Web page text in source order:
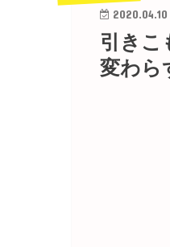
2020.04.10
引きこ
変わら